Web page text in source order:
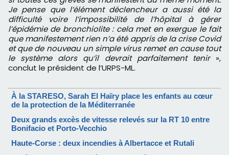
Je pense que l’élément déclencheur a aussi été la
difficulté voire l’impossibilité de l’hôpital à gérer
l’épidémie de bronchiolite : cela met en exergue le fait
que manifestement rien n’a été appris de la crise Covid
et que de nouveau un simple virus remet en cause tout
le système alors qu’il devrait parfaitement tenir »,
conclut le président de l’URPS-ML.
À la STARESO, Sarah El Haïry place les enfants au cœur
de la protection de la Méditerranée
Deux grands excès de vitesse relevés sur la RT 10 entre
Bonifacio et Porto-Vecchio
Haute-Corse : deux incendies à Albertacce et Rutali